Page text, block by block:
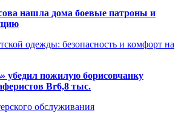
нашла дома боевые патроны и
одежды: безопасность и комфорт на
убедил пожилую борисовчанку
Br6,8 тыс.
обслуживания